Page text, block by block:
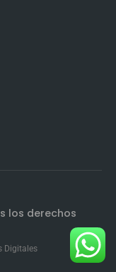
los derechos
Digitales